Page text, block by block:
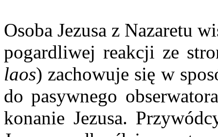
Osoba Jezusa z Nazaretu
pogardliwej reakcji ze
laos) zachowuje się w
do pasywnego
konanie Jezusa.